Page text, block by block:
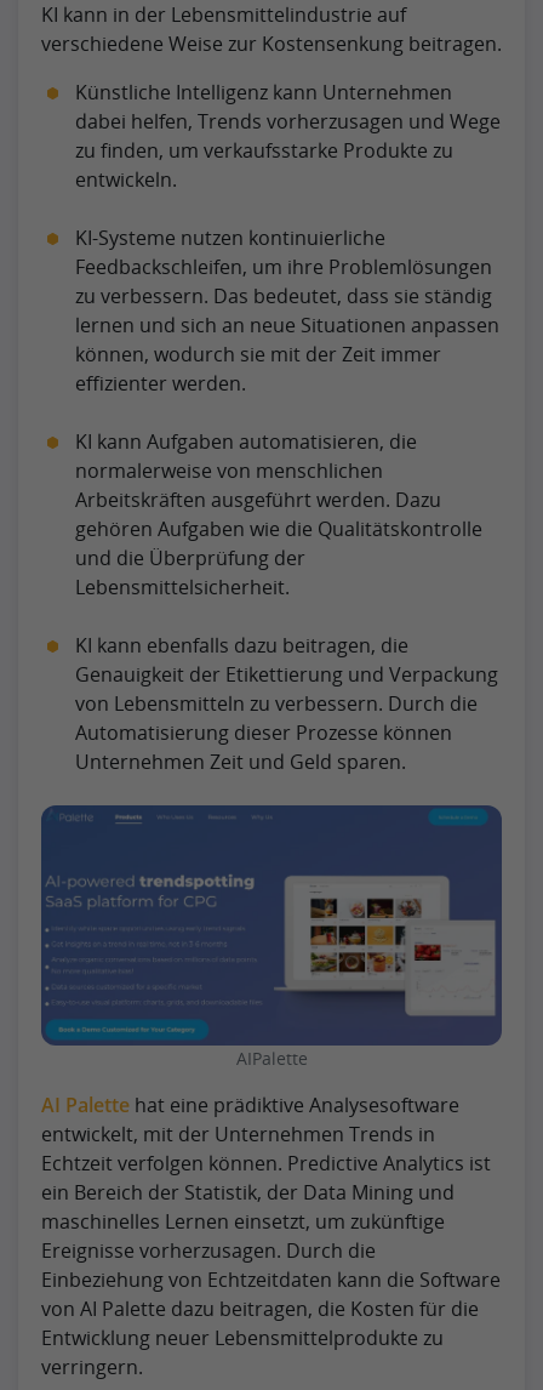
KI kann in der Lebensmittelindustrie auf
verschiedene Weise zur Kostensenkung beitragen.
Künstliche Intelligenz kann Unternehmen
dabei helfen, Trends vorherzusagen und Wege
zu finden, um verkaufsstarke Produkte zu
entwickeln.
KI-Systeme nutzen kontinuierliche
Feedbackschleifen, um ihre Problemlösungen
zu verbessern. Das bedeutet, dass sie ständig
lernen und sich an neue Situationen anpassen
können, wodurch sie mit der Zeit immer
effizienter werden.
KI kann Aufgaben automatisieren, die
normalerweise von menschlichen
Arbeitskräften ausgeführt werden. Dazu
gehören Aufgaben wie die Qualitätskontrolle
und die Überprüfung der
Lebensmittelsicherheit.
KI kann ebenfalls dazu beitragen, die
Genauigkeit der Etikettierung und Verpackung
von Lebensmitteln zu verbessern. Durch die
Automatisierung dieser Prozesse können
Unternehmen Zeit und Geld sparen.
AIPalette
AI Palette hat eine prädiktive Analysesoftware
entwickelt, mit der Unternehmen Trends in
Echtzeit verfolgen können. Predictive Analytics ist
ein Bereich der Statistik, der Data Mining und
maschinelles Lernen einsetzt, um zukünftige
Ereignisse vorherzusagen. Durch die
Einbeziehung von Echtzeitdaten kann die Software
von AI Palette dazu beitragen, die Kosten für die
Entwicklung neuer Lebensmittelprodukte zu
verringern.